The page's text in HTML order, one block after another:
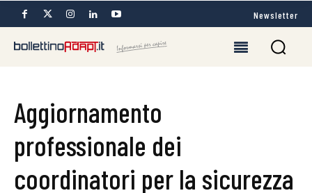
Newsletter
Aggiornamento
professionale dei
coordinatori per la sicurezza